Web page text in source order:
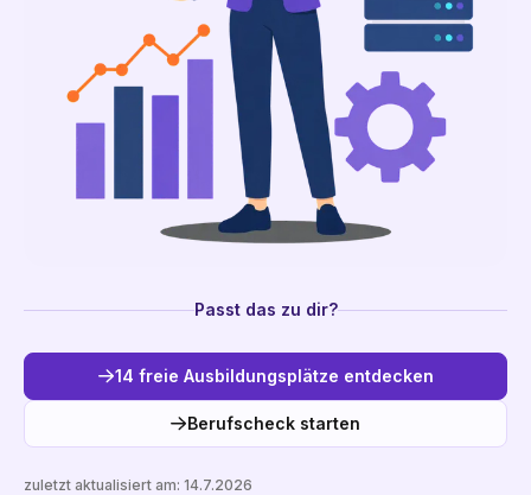
Passt das zu dir?
14 freie Ausbildungsplätze entdecken
Berufscheck starten
zuletzt aktualisiert am: 14.7.2026